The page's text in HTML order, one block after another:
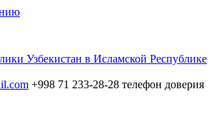
Узбекистан в Исламской Республике
+998 71 233-28-28 телефон доверия